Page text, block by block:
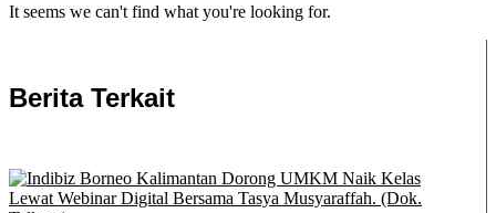
It seems we can't find what you're looking for.
Berita Terkait